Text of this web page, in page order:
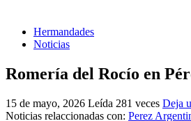
Hermandades
Noticias
Romería del Rocío en
15 de mayo, 2026 Leída 281 veces Deja
Noticias relaccionadas con: Perez